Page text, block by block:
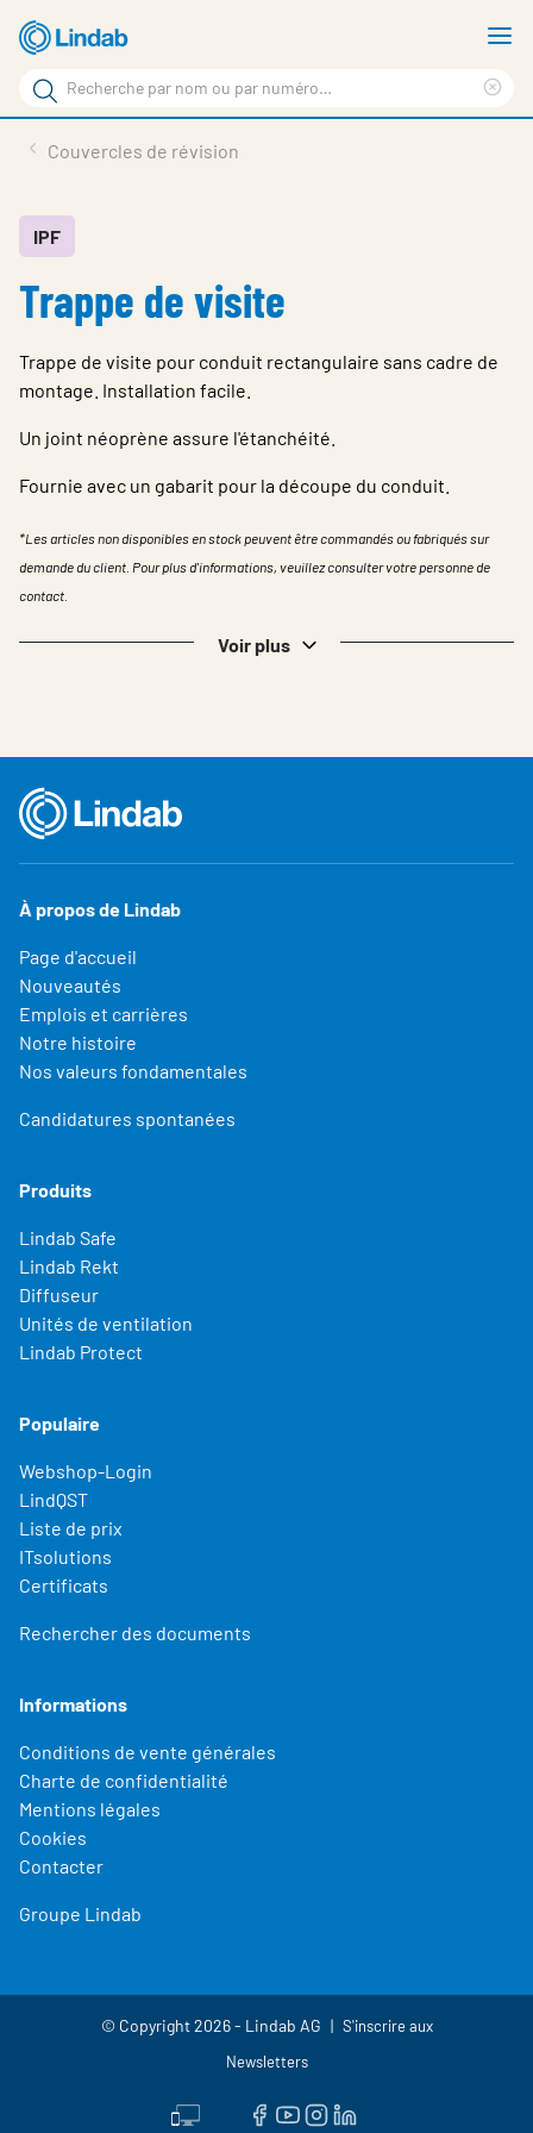
Aller
au
contenu
principal
Rechercher
Rechercher
sur
site
En vedette
À propos de Lindab
Downloads
Identification
Choisir la langue
Switzerland - French
Couvercles de révision
IPF
Trappe de visite
Trappe de visite pour conduit rectangulaire sans cadre de
montage. Installation facile.
Un joint néoprène assure l'étanchéité.
Fournie avec un gabarit pour la découpe du conduit.
*Les articles non disponibles en stock peuvent être commandés ou fabriqués sur
demande du client. Pour plus d'informations, veuillez consulter votre personne de
contact.
Voir plus
À propos de Lindab
Page d'accueil
Nouveautés
Emplois et carrières
Notre histoire
Nos valeurs fondamentales
Candidatures spontanées
Produits
Lindab Safe
Lindab Rekt
Diffuseur
Unités de ventilation
Lindab Protect
Populaire
Webshop-Login
LindQST
Liste de prix
ITsolutions
Certificats
Rechercher des documents
Informations
Conditions de vente générales
Charte de confidentialité
Mentions légales
Cookies
Contacter
Groupe Lindab
© Copyright 2026 - Lindab AG
S'inscrire aux
Newsletters